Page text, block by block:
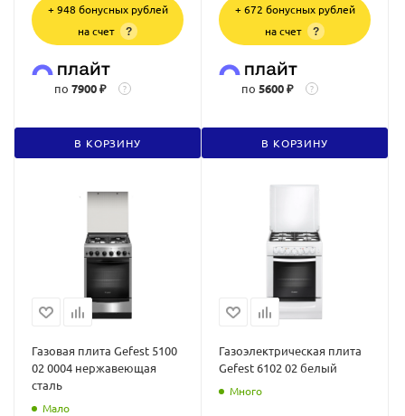
+ 948 бонусных рублей
на счет
?
по 7900 ₽ ?
В КОРЗИНУ
+ 672 бонусных рублей
на счет
?
по 5600 ₽ ?
В КОРЗИНУ
Газовая плита Gefest 5100
02 0004 нержавеющая
сталь
Мало
Газоэлектрическая плита
Gefest 6102 02 белый
Много